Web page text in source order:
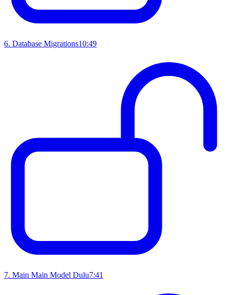
6. Database Migrations10:49
7. Main Main Model Dulu7:41